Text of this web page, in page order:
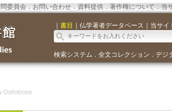
委員会． お問い合わせ． 資料提供．著作権について．当
｜ 書目 ｜ 仏学著者データベース ｜ 当サイ
検索システム ． 全文コレクション ． デジ